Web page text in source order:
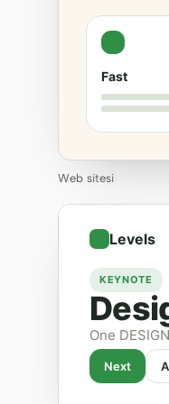
Fast
Web sitesi
Levels
KEYNOTE
One
Next